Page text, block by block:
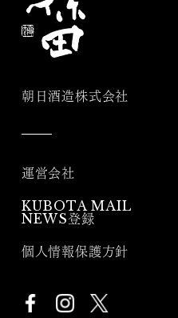
朝日酒造株式会社
運営会社
KUBOTA MAIL
NEWS登録
個人情報保護方針